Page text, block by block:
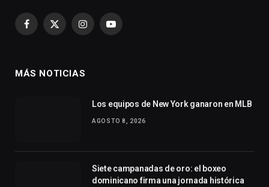
Facebook
X
InstagramYouTube
MÁS NOTICIAS
Los equipos de New York ganaron en MLB
AGOSTO 8, 2026
Siete campanadas de oro: el boxeo
dominicano firma una jornada histórica